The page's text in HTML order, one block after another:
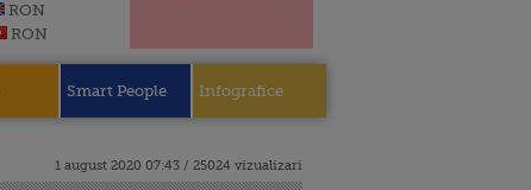
RON
RON
Smart People Infografice
1 august 2020 07:43 / 25024 vizualizari